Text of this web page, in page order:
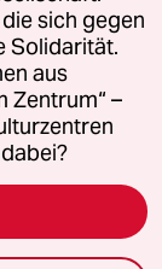
AGB
sich gegen
Solidarität.
aus
Zentrum“ –